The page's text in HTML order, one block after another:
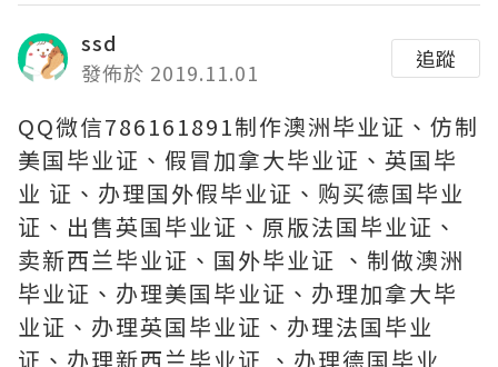
ssd
發佈於 2019.11.01
追蹤
QQ微信786161891制作澳洲毕业证、仿制
美国毕业证、假冒加拿大毕业证、英国毕
业 证、办理国外假毕业证、购买德国毕业
证、出售英国毕业证、原版法国毕业证、
卖新西兰毕业证、国外毕业证 、制做澳洲
毕业证、办理美国毕业证、办理加拿大毕
业证、办理英国毕业证、办理法国毕业
证、办理新西兰毕业证 、办理德国毕业